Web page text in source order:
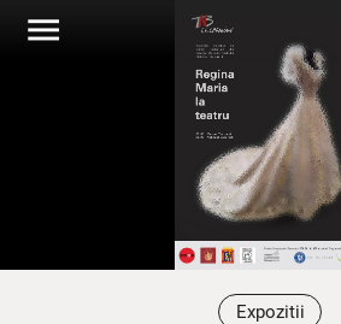
menu
Expozitii